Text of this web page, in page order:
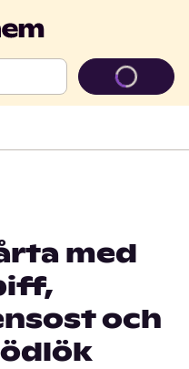
med
och